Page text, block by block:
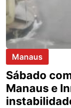
Manaus
Sábado
Manaus e